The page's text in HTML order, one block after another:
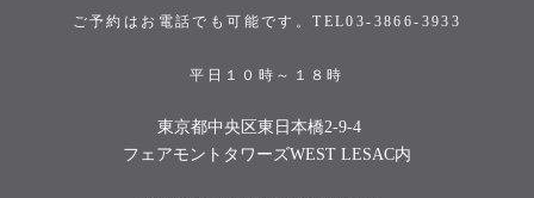
ご予約はお電話でも可能です。TEL03-3866-3933
平日１０時～１８時
東京都中央区東日本橋2-9-4
フェアモントタワーズWEST LESAC内